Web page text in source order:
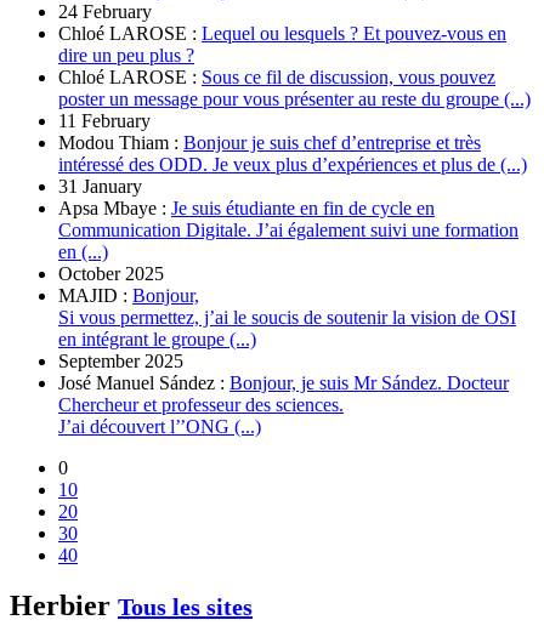
24 February
Chloé LAROSE : Lequel ou lesquels ? Et pouvez-vous en
dire un peu plus ?
Chloé LAROSE : Sous ce fil de discussion, vous pouvez
poster un message pour vous présenter au reste du groupe (...)
11 February
Modou Thiam : Bonjour je suis chef d’entreprise et très
intéressé des ODD. Je veux plus d’expériences et plus de (...)
31 January
Apsa Mbaye : Je suis étudiante en fin de cycle en
Communication Digitale. J’ai également suivi une formation
en (...)
October 2025
MAJID : Bonjour,
Si vous permettez, j’ai le soucis de soutenir la vision de OSI
en intégrant le groupe (...)
September 2025
José Manuel Sández : Bonjour, je suis Mr Sández. Docteur
Chercheur et professeur des sciences.
J’ai découvert l’’ONG (...)
0
10
20
30
40
Herbier Tous les sites